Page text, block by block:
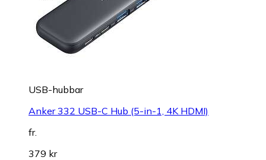
USB-hubbar
Anker 332 USB-C Hub (5-in-1, 4K HDMI)
fr.
379 kr